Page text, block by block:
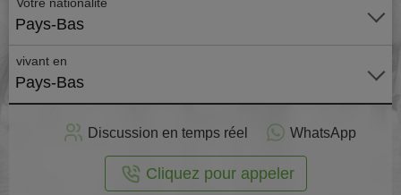
Pays-Bas
vivant en
Pays-Bas
Discussion en temps réel WhatsApp
Cliquez pour appeler